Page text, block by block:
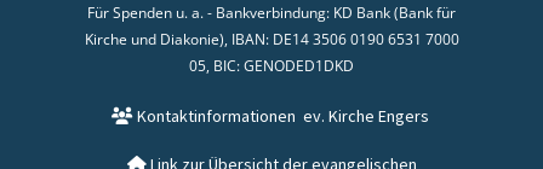
Für Spenden u. a. - Bankverbindung: KD Bank (Bank für
Kirche und Diakonie), IBAN: DE14 3506 0190 6531 7000
05, BIC: GENODED1DKD
Kontaktinformationen ev. Kirche Engers
Link zur Übersicht der evangelischen